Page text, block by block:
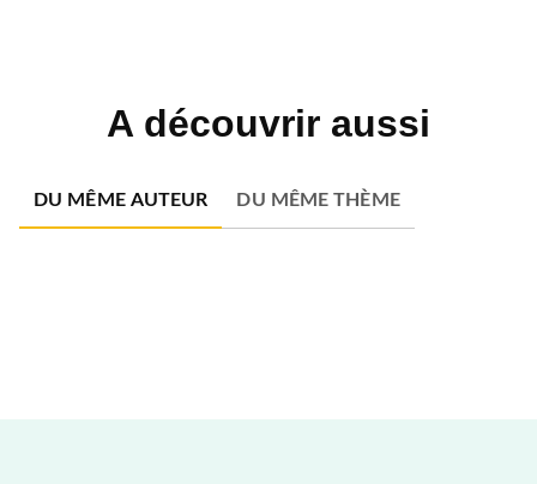
A découvrir aussi
DU MÊME AUTEUR DU MÊME THÈME